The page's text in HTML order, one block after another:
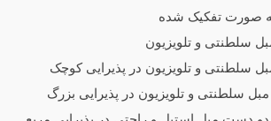
صورت تفکیک شده
سلطنتی و تلویزیون
سلطنتی و تلویزیون در پذیرایی کوچک
سلطنتی و تلویزیون در پذیرایی بزرگ